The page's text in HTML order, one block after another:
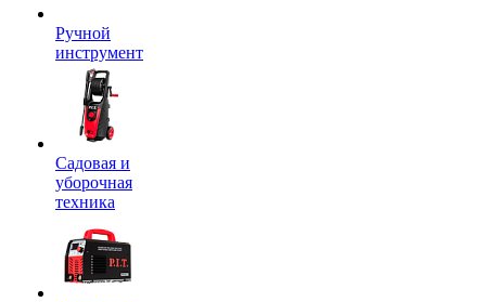
Ручной
инструмент
Садовая и
уборочная
техника